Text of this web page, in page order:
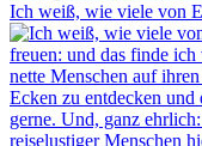
Ich weiß, wie viele von